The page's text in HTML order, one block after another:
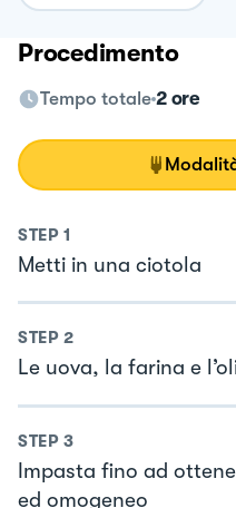
Procedimento
Tempo totale 2 ore
STEP 1
Metti in una ciotola
STEP 2
Le uova, la farina e
STEP 3
Impasta fino ad
ed omogeneo